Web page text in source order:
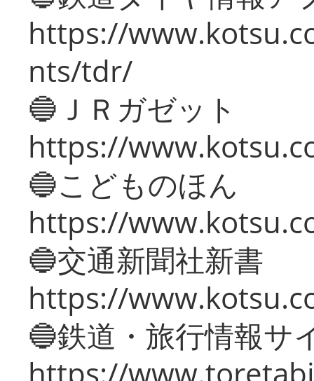
https://
nts/tdr/
🔵ＪＲガゼット
https://
🔵こどものほん
https://
🔵交通新聞社新書
https://
🔵鉄道・旅行情報サ